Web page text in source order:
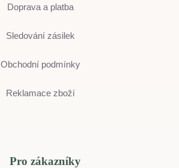
Doprava a platba
Sledování zásilek
Obchodní podmínky
Reklamace zboží
Pro zákazníky